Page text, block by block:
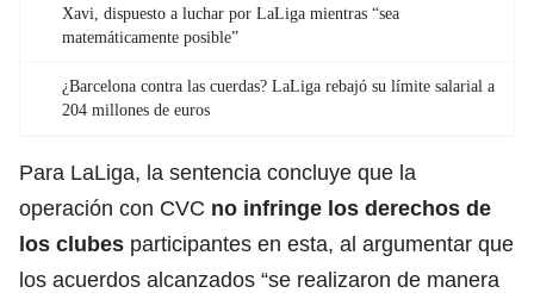
Xavi, dispuesto a luchar por LaLiga mientras “sea
matemáticamente posible”
¿Barcelona contra las cuerdas? LaLiga rebajó su límite salarial a
204 millones de euros
Para LaLiga, la sentencia concluye que la
operación con CVC no infringe los derechos de
los clubes participantes en esta, al argumentar que
los acuerdos alcanzados “se realizaron de manera